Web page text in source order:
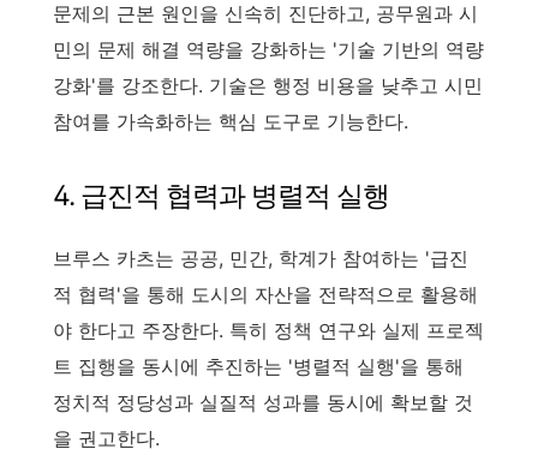
문제의 근본 원인을 신속히 진단하고, 공무원과 시
민의 문제 해결 역량을 강화하는 '기술 기반의 역량
강화'를 강조한다. 기술은 행정 비용을 낮추고 시민
참여를 가속화하는 핵심 도구로 기능한다.
4. 급진적 협력과 병렬적 실행
브루스 카츠는 공공, 민간, 학계가 참여하는 '급진
적 협력'을 통해 도시의 자산을 전략적으로 활용해
야 한다고 주장한다. 특히 정책 연구와 실제 프로젝
트 집행을 동시에 추진하는 '병렬적 실행'을 통해
정치적 정당성과 실질적 성과를 동시에 확보할 것
을 권고한다.